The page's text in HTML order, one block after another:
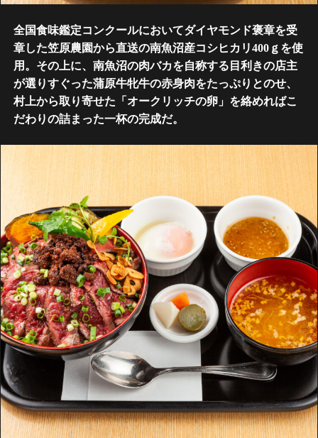
全国食味鑑定コンクールにおいてダイヤモンド褒章を受
章した笠原農園から直送の南魚沼産コシヒカリ400ｇを使
用。その上に、南魚沼の肉バカを自称する目利きの店主
が選りすぐった蒲原牛牝牛の赤身肉をたっぷりとのせ、
村上から取り寄せた「オークリッチの卵」を絡めればこ
だわりの詰まった一杯の完成だ。